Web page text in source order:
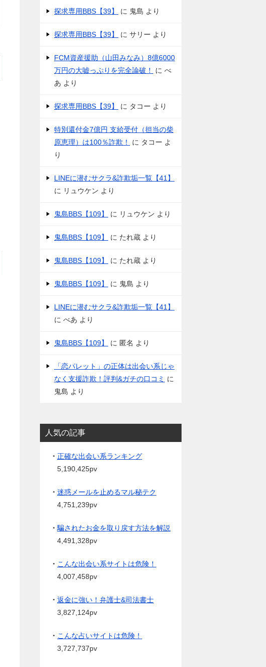
探求専用BBS【39】 に 鬼島 より
探求専用BBS【39】 に サリー より
FCM資産援助（山田みなみ）8億6000
万円の大嘘っぷりを完全論破！
に べ
あ より
探求専用BBS【39】 に タコー より
特別還付金7億円 支給受付（担当の柴
原恵理）は100％詐欺！
に タコー よ
り
LINEに潜むサクラ&詐欺垢一覧【41】
に リュウケン より
鬼島BBS【109】 に リュウケン より
鬼島BBS【109】 に たれ蔵 より
鬼島BBS【109】 に たれ蔵 より
鬼島BBS【109】 に 鬼島 より
LINEに潜むサクラ&詐欺垢一覧【41】
に べあ より
鬼島BBS【109】 に 匿名 より
「恋パレット」の正体は出会い系じゃ
なく支援詐欺！評判&ガチの口コミ に
鬼島 より
人気の記事
・ 正確な出会い系ランキング
5,190,425pv
・ 迷惑メールを止めるマル秘テク
4,751,239pv
・ 騙されたお金を取り戻す方法を解説
4,491,328pv
・ こんな出会い系サイトは危険！
4,007,458pv
・ 返金に強い！弁護士&司法書士
3,827,124pv
・ こんな占いサイトは危険！
3,727,737pv